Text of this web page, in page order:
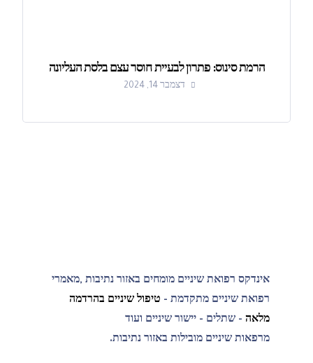
הרמת סינוס: פתרון לבעיית חוסר עצם בלסת העליונה
דצמבר 14, 2024
אינדקס רפואת שיניים מומחים באזור נתיבות ,מאמרי
רפואת שיניים מתקדמת - טיפול שיניים בהרדמה
מלאה - שתלים - יישור שיניים ועוד
מרפאות שיניים מובילות באזור נתיבות.